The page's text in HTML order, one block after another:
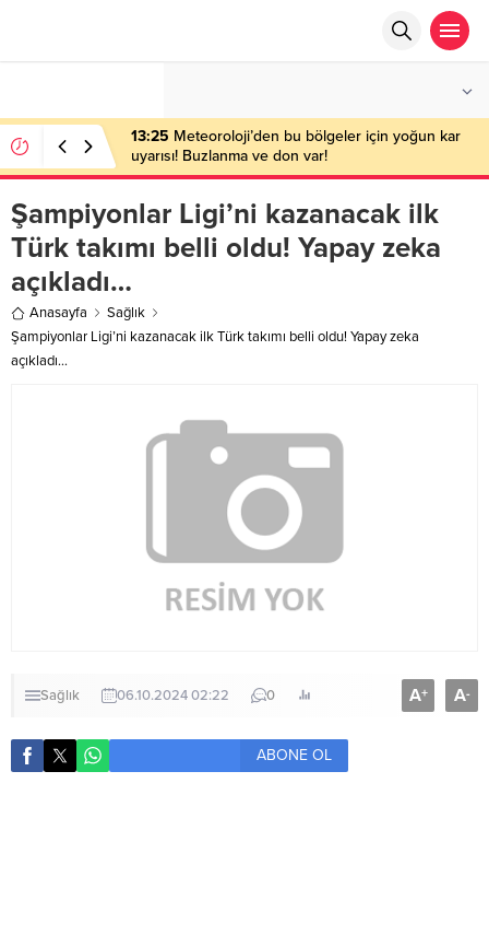
13:25 Meteoroloji’den bu bölgeler için yoğun kar
uyarısı! Buzlanma ve don var!
Şampiyonlar Ligi’ni kazanacak ilk
Türk takımı belli oldu! Yapay zeka
açıkladı…
Anasayfa
Sağlık
Şampiyonlar Ligi’ni kazanacak ilk Türk takımı belli oldu! Yapay zeka
açıkladı…
Sağlık 06.10.2024 02:22 0 A+ A-
ABONE OL